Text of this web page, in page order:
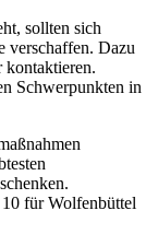
sollten sich
verschaffen. Dazu
kontaktieren.
Schwerpunkten in
für Wolfenbüttel